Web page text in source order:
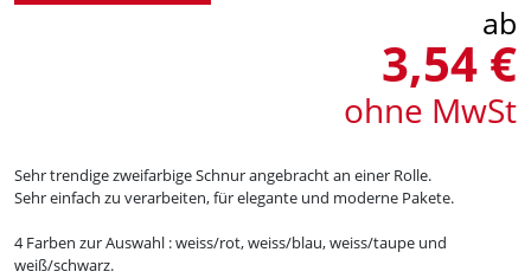
ab
3,54 €
ohne MwSt
Sehr trendige zweifarbige Schnur angebracht an einer Rolle.
Sehr einfach zu verarbeiten, für elegante und moderne Pakete.
4 Farben zur Auswahl : weiss/rot, weiss/blau, weiss/taupe und
weiß/schwarz.